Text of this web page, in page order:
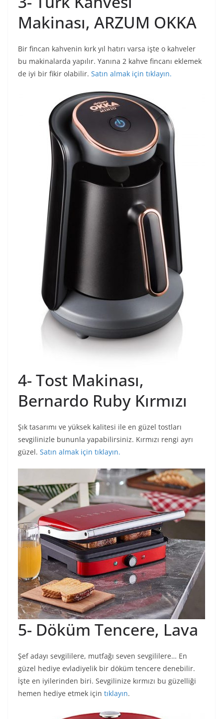
Makinası, ARZUM OKKA
Bir fincan kahvenin kırk yıl hatırı varsa işte o kahveler
bu makinalarda yapılır. Yanına 2 kahve fincanı eklemek
de iyi bir fikir olabilir. Satın almak için tıklayın.
4- Tost Makinası,
Bernardo Ruby Kırmızı
Şık tasarımı ve yüksek kalitesi ile en güzel tostları
sevgilinizle bununla yapabilirsiniz. Kırmızı rengi ayrı
güzel. Satın almak için tıklayın.
5- Döküm Tencere, Lava
Şef adayı sevgililere, mutfağı seven sevgililere… En
güzel hediye evladiyelik bir döküm tencere denebilir.
İşte en iyilerinden biri. Sevgilinize kırmızı bu güzelliği
hemen hediye etmek için tıklayın.